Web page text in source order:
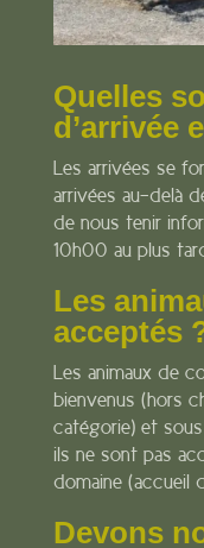
Quelles
d’arrivée
Les arrivées se
arrivées au-delà
de nous tenir
10h00 au plus
Les
acceptés
Les animaux de
bienvenus (hors
catégorie) et
ils ne sont pas
domaine (accueil
Devons